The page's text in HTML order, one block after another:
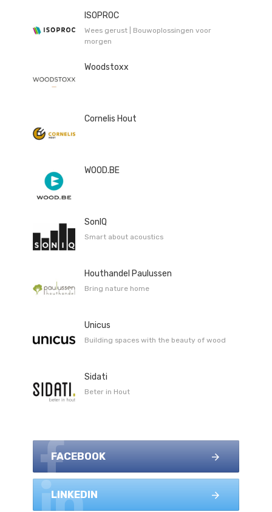
ISOPROC
Wees gerust | Bouwoplossingen voor
morgen
Woodstoxx
Cornelis Hout
WOOD.BE
SonIQ
Smart about acoustics
Houthandel Paulussen
Bring nature home
Unicus
Building spaces with the beauty of wood
Sidati
Beter in Hout
FACEBOOK
LINKEDIN